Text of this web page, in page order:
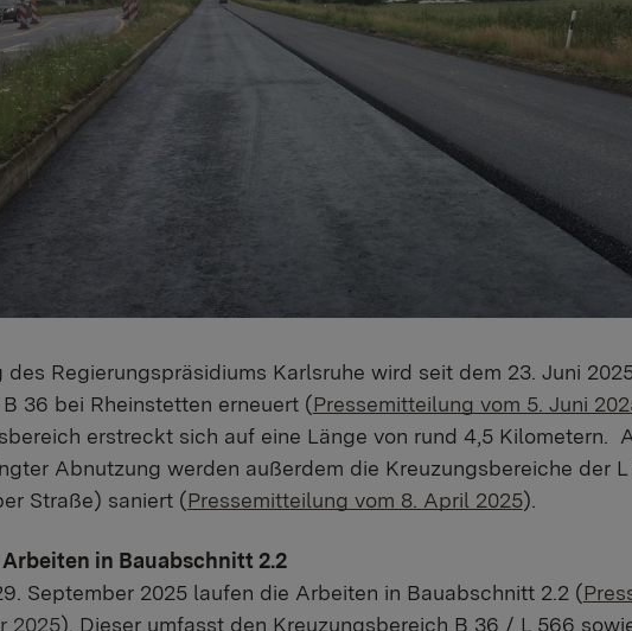
des Regierungspräsidiums Karlsruhe wird seit dem 23. Juni
36 bei Rheinstetten erneuert (Pressemitteilung vom 5. Juni
erstreckt sich auf eine Länge von rund 4,5 Kilometern.
Abnutzung werden außerdem die Kreuzungsbereiche der L
Straße) saniert (Pressemitteilung vom 8. April 2025).
in Bauabschnitt 2.2
September 2025 laufen die Arbeiten in Bauabschnitt 2.2 (
2025). Dieser umfasst den Kreuzungsbereich B 36 / L 566